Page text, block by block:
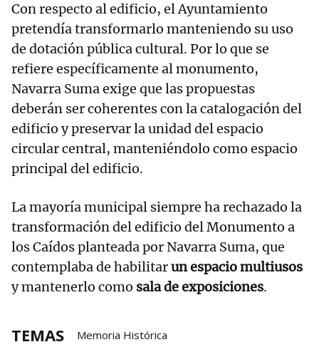
Con respecto al edificio, el Ayuntamiento
pretendía transformarlo manteniendo su uso
de dotación pública cultural. Por lo que se
refiere específicamente al monumento,
Navarra Suma exige que las propuestas
deberán ser coherentes con la catalogación del
edificio y preservar la unidad del espacio
circular central, manteniéndolo como espacio
principal del edificio.
La mayoría municipal siempre ha rechazado la
transformación del edificio del Monumento a
los Caídos planteada por Navarra Suma, que
contemplaba de habilitarun espacio multiusos
y mantenerlo como sala de exposiciones.
TEMAS Memoria Histórica